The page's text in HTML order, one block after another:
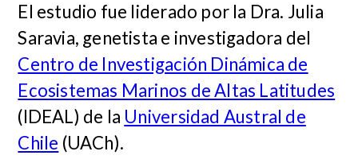
El estudio fue liderado por la Dra. Julia
Saravia, genetista e investigadora del
Centro de Investigación Dinámica de
Ecosistemas Marinos de Altas Latitudes
(IDEAL) de la Universidad Austral de
Chile (UACh).